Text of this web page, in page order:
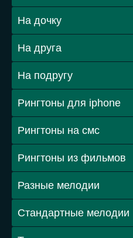
На дочку
На друга
На подругу
Рингтоны для iphone
Рингтоны на смс
Рингтоны из фильмов
Разные мелодии
Стандартные мелодии